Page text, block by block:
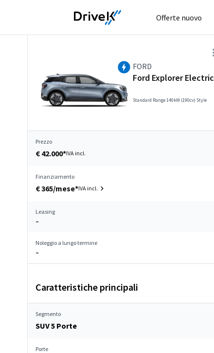
Offerte nuovo
FORD
Ford Explorer Electric
Standard Range 140kW (190cv) Style
Prezzo
€ 42.000*IVA incl.
Finanziamento
€ 365/mese*IVA incl.
Leasing
–
Noleggio a lungo termine
–
Caratteristiche principali
Segmento
SUV 5 Porte
Porte